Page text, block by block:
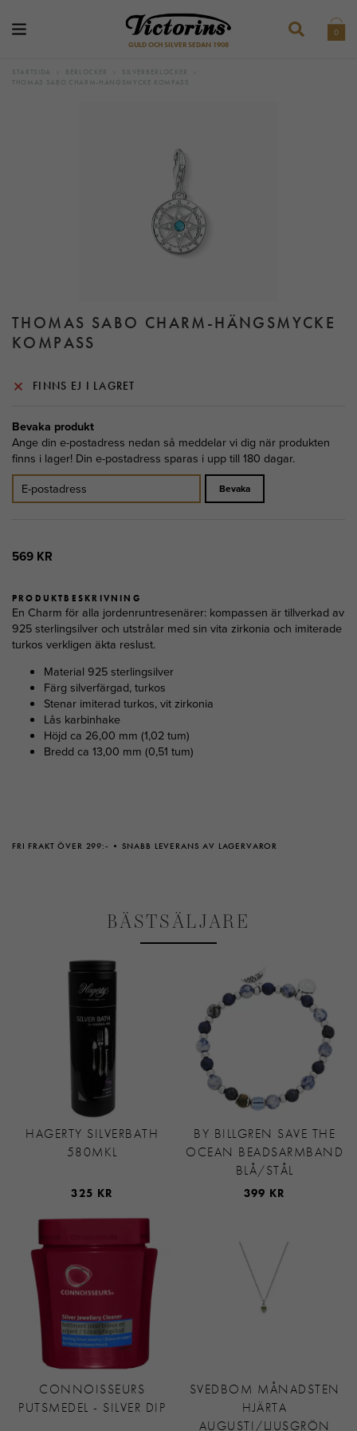
GULD OCH SILVER SEDAN 1908
0
STARTSIDA BERLOCKER SILVERBERLOCKER
THOMAS SABO CHARM-HÄNGSMYCKE KOMPASS
THOMAS SABO CHARM-HÄNGSMYCKE
KOMPASS
PRODUKTBESKRIVNING
En Charm för alla jordenruntresenärer: kompassen är tillverkad av
925 sterlingsilver och utstrålar med sin vita zirkonia och imiterade
turkos verkligen äkta reslust.
Material 925 sterlingsilver
Färg silverfärgad, turkos
Stenar imiterad turkos, vit zirkonia
Lås karbinhake
Höjd ca 26,00 mm (1,02 tum)
Bredd ca 13,00 mm (0,51 tum)
569 KR
FINNS EJ I LAGRET
Bevaka produkt
Ange din e-postadress nedan så meddelar vi dig när produkten
finns i lager! Din e-postadress sparas i upp till 180 dagar.
Bevaka
FRI FRAKT ÖVER 299:- SNABB LEVERANS AV LAGERVAROR
BÄSTSÄLJARE
HAGERTY SILVERBATH
580MKL
325 KR
BY BILLGREN SAVE THE
OCEAN BEADSARMBAND
BLÅ/STÅL
399 KR
CONNOISSEURS
PUTSMEDEL - SILVER DIP
SVEDBOM MÅNADSTEN
HJÄRTA
AUGUSTI/LJUSGRÖN